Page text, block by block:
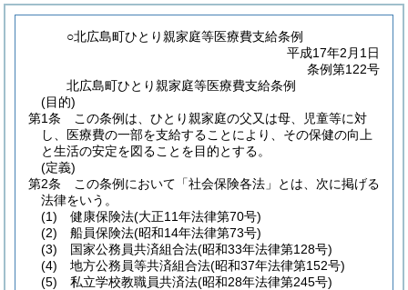
○北広島町ひとり親家庭等医療費支給条例
平成17年2月1日
条例第122号
北広島町ひとり親家庭等医療費支給条例
(目的)
第1条
この条例は、ひとり親家庭の父又は母、児童等に対
し、医療費の一部を支給することにより、その保健の向上
と生活の安定を図ることを目的とする。
(定義)
第2条
この条例において「社会保険各法」とは、次に掲げる
法律をいう。
(1)
健康保険法(大正11年法律第70号)
(2)
船員保険法(昭和14年法律第73号)
(3)
国家公務員共済組合法(昭和33年法律第128号)
(4)
地方公務員等共済組合法(昭和37年法律第152号)
(5)
私立学校教職員共済法(昭和28年法律第245号)